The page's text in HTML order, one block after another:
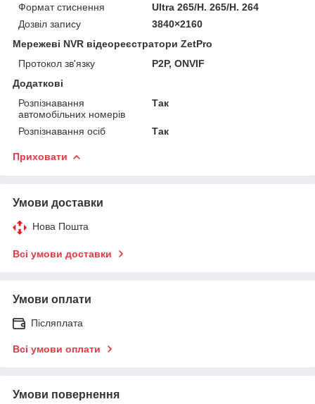
Формат стиснення
Ultra 265/H. 265/H. 264
Дозвіл запису
3840×2160
Мережеві NVR відеореєстратори ZetPro
Протокол зв'язку
P2P, ONVIF
Додаткові
Розпізнавання
автомобільних номерів
Так
Розпізнавання осіб Так
Приховати
Умови доставки
Нова Пошта
Всі умови доставки
Умови оплати
Післяплата
Всі умови оплати
Умови повернення